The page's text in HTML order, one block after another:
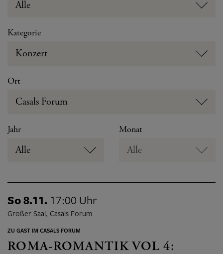
Alle
Kategorie
Konzert
Ort
Casals Forum
Jahr
Alle
Monat
Alle
So 8.11. 17:00 Uhr
Großer Saal, Casals Forum
ZU GAST IM CASALS FORUM
ROMA­-ROMANTIK VOL 4: